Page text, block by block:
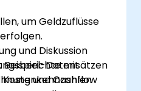
um Geldzuflüsse
mit
und Diskussion
Beispiel-Datensätzen
und Cashflow